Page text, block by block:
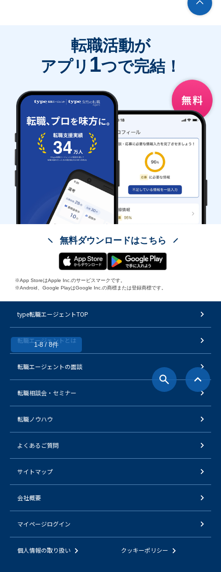
1-8 / 8件
転職活動が
アプリ 1つで完結！
無料ダウンロードはこちら
※App StoreはApple Inc.のサービスマークです。
※Android、Google PlayはGoogle Inc.の商標または登録商標です。
type転職エージェントTOP
転職エージェントとは
転職エージェントの面談
転職相談会・セミナー
転職ノウハウ
よくあるご質問
サイトマップ
会社概要
マイページログイン
個人情報の取り扱い クッキーポリシー